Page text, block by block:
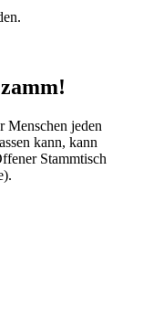
Men­schen jeden
kann, kann
Stammtisch